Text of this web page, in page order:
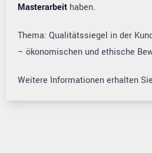
Masterarbeit haben.
Thema: Qualitätssiegel in der
– ökonomischen und ethische
Weitere Informationen erhalten